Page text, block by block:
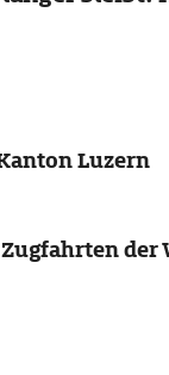
Luzern
der